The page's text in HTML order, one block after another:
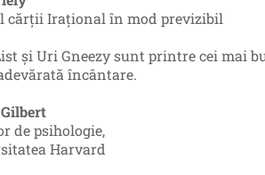
cărții Irațional în mod previzibil
și Uri Gneezy sunt printre cei mai
încântare.
de psihologie,
Harvard